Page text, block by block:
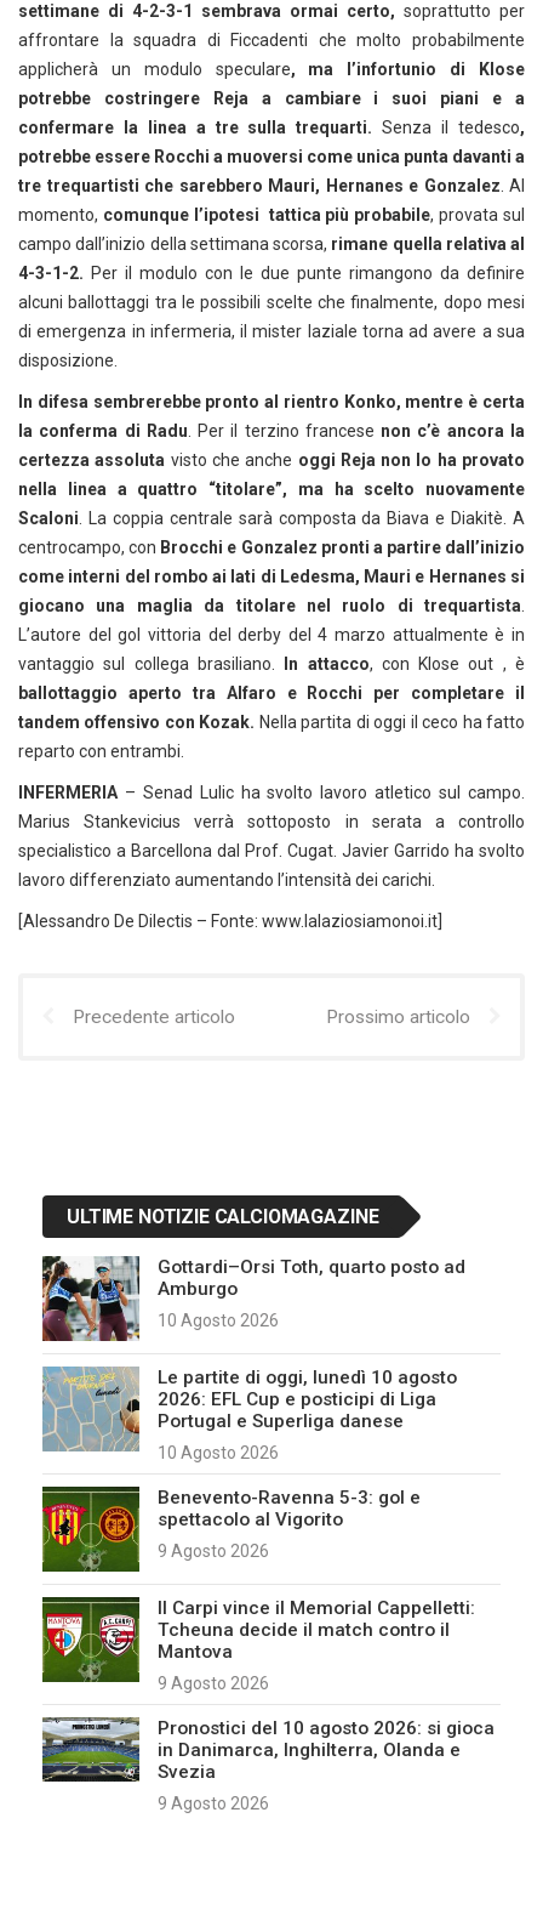
settimane di 4-2-3-1 sembrava ormai certo, soprattutto per
affrontare la squadra di Ficcadenti che molto probabilmente
applicherà un modulo speculare, ma l’infortunio di Klose
potrebbe costringere Reja a cambiare i suoi piani e a
confermare la linea a tre sulla trequarti.Senza il tedesco,
potrebbe essere Rocchi a muoversi come unica punta davanti a
tre trequartisti che sarebbero Mauri, Hernanes e Gonzalez . Al
momento, comunque l’ipotesi tattica più probabile, provata sul
campo dall’inizio della settimana scorsa, rimane quella relativa al
4-3-1-2. Per il modulo con le due punte rimangono da definire
alcuni ballottaggi tra le possibili scelte che finalmente, dopo mesi
di emergenza in infermeria, il mister laziale torna ad avere a sua
disposizione.
In difesa sembrerebbe pronto al rientro Konko, mentre è certa
la conferma di Radu . Per il terzino francese non c’è ancora la
certezza assoluta visto che anche oggi Reja non lo ha provato
nella linea a quattro “titolare”, ma ha scelto nuovamente
Scaloni . La coppia centrale sarà composta da Biava e Diakitè. A
centrocampo, con Brocchi e Gonzalez pronti a partire dall’inizio
come interni del rombo ai lati di Ledesma, Mauri e Hernanes si
giocano una maglia da titolare nel ruolo di trequartista
L’autore del gol vittoria del derby del 4 marzo attualmente è in
vantaggio sul collega brasiliano.
In attacco, con Klose out , è
ballottaggio aperto tra Alfaro e Rocchi per completare il
tandem offensivo con Kozak. Nella partita di oggi il ceco ha fatto
reparto con entrambi.
INFERMERIA – Senad Lulic ha svolto lavoro atletico sul campo.
Marius Stankevicius verrà sottoposto in serata a controllo
specialistico a Barcellona dal Prof. Cugat. Javier Garrido ha svolto
lavoro differenziato aumentando l’intensità dei carichi.
[Alessandro De Dilectis – Fonte: www.lalaziosiamonoi.it]
Precedente articolo Prossimo articolo
ULTIME NOTIZIE CALCIOMAGAZINE
Gottardi–Orsi Toth, quarto posto ad
Amburgo
10 Agosto 2026
Le partite di oggi, lunedì 10 agosto
2026: EFL Cup e posticipi di Liga
Portugal e Superliga danese
10 Agosto 2026
Benevento-Ravenna 5-3: gol e
spettacolo al Vigorito
9 Agosto 2026
Il Carpi vince il Memorial Cappelletti:
Tcheuna decide il match contro il
Mantova
9 Agosto 2026
Pronostici del 10 agosto 2026: si gioca
in Danimarca, Inghilterra, Olanda e
Svezia
9 Agosto 2026